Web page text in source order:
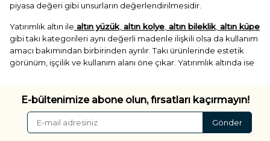
piyasa değeri gibi unsurların değerlendirilmesidir.
Yatırımlık altın ile altın yüzük, altın kolye, altın bileklik, altın küpe
gibi takı kategorileri aynı değerli madenle ilişkili olsa da kullanım
amacı bakımından birbirinden ayrılır. Takı ürünlerinde estetik
görünüm, işçilik ve kullanım alanı öne çıkar. Yatırımlık altında ise
Pare Pırlanta’da yatırımlık altın seçenekleri, hem özel günlerde
hediye edilebilecek hem de birikim amacıyla
değerlendirilebilecek altın ürünleri arayan kullanıcılar için
düşünülebilir. Özellikle düğün, nişan, doğum, mevlit, doğum
E-bültenimize abone olun, fırsatları kaçırmayın!
Gönder